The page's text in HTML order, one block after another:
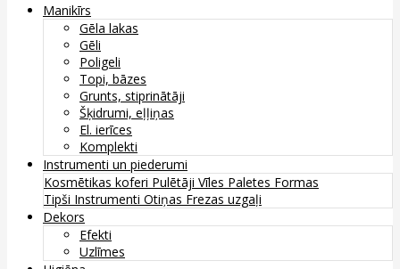
Manikīrs
Gēla lakas
Gēli
Poligeli
Topi, bāzes
Grunts, stiprinātāji
Šķidrumi, eļļiņas
El. ierīces
Komplekti
Instrumenti un piederumi
Kosmētikas koferi Pulētāji Vīles Paletes Formas
Tipši Instrumenti Otiņas Frezas uzgaļi
Dekors
Efekti
Uzlīmes